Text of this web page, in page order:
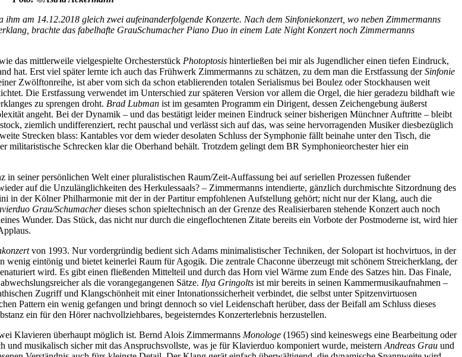
am 14.12.2018 gleich zwei aufeinanderfolgende Konzerte. Nach dem Sinfoniekonzert, wo neben Zimmermanns
brachte das fabelhafte GrauSchumacher Piano Duo in einem Late Night Konzert noch Zimmermanns
das mittlerweile vielgespielte Orchesterstück Photoptosis hinterließen bei mir als Jugendlicher einen tiefen Eindruck,
hat. Erst viel später lernte ich auch das Frühwerk Zimmermanns zu schätzen, zu dem man die Erstfassung derSinfonie
Zwölftonreihe, ist aber vom sich da schon etablierenden totalen Serialismus bei Boulez oder Stockhausen weit
Die Erstfassung verwendet im Unterschied zur späteren Version vor allem die Orgel, die hier geradezu bildhaft wie
zu sprengen droht. Brad Lubman ist im gesamten Programm ein Dirigent, dessen Zeichengebung äußerst
angeht. Bei der Dynamik – und das bestätigt leider meinen Eindruck seiner bisherigen Münchner Auftritte – bleibt
ziemlich undifferenziert, recht pauschal und verlässt sich auf das, was seine hervorragenden Musiker diesbezüglich
Strecken blass: Kantables vor dem wieder desolaten Schluss der Symphonie fällt beinahe unter den Tisch, die
Schrecken klar die Oberhand behält. Trotzdem gelingt dem BR Symphonieorchester hier ein
seiner persönlichen Welt einer pluralistischen Raum/Zeit-Auffassung bei auf seriellen Prozessen fußender
auf die Unzulänglichkeiten des Herkulessaals? – Zimmermanns intendierte, gänzlich durchmischte Sitzordnung des
in der Kölner Philharmonie mit der in der Partitur empfohlenen Aufstellung gehört; nicht nur der Klang, auch die
Grau/Schumacherdieses schon spieltechnisch an der Grenze des Realisierbaren stehende Konzert auch noch
Wunder. Das Stück, das nicht nur durch die eingeflochtenen Zitate bereits ein Vorbote der Postmoderne ist, wird hier
von 1993. Nur vordergründig bedient sich Adams minimalistischer Techniken, der Solopart ist hochvirtuos, in der
eintönig und bietet keinerlei Raum für Agogik. Die zentrale Chaconne überzeugt mit schönem Streicherklang, der
wird. Es gibt einen fließenden Mittelteil und durch das Horn viel Wärme zum Ende des Satzes hin. Das Finale,
als die vorangegangenen Sätze. Ilya Gringolts ist mir bereits in seinen Kammermusikaufnahmen –
Zugriff und Klangschönheit mit einer Intonationssicherheit verbindet, die selbst unter Spitzenvirtuosen
Pattern ein wenig gefangen und bringt dennoch so viel Leidenschaft herüber, dass der Beifall am Schluss dieses
ein für den Hörer nachvollziehbares, begeisterndes Konzerterlebnis herzustellen.
Klavieren überhaupt möglich ist. Bernd Alois Zimmermanns Monologe (1965) sind keineswegs eine Bearbeitung oder
und musikalisch sicher mit das Anspruchsvollste, was je für Klavierduo komponiert wurde, meistern Andreas Grau und